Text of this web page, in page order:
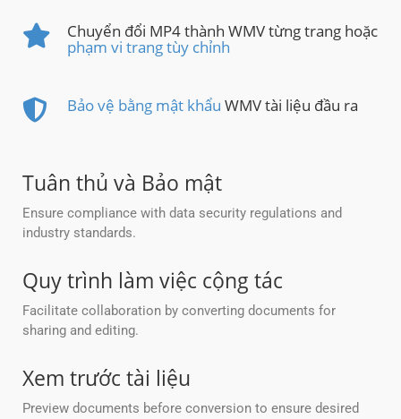
Chuyển đổi MP4 thành WMV từng trang hoặc
phạm vi trang tùy chỉnh
Bảo vệ bằng mật khẩu WMV tài liệu đầu ra
Tuân thủ và Bảo mật
Ensure compliance with data security regulations and
industry standards.
Quy trình làm việc cộng tác
Facilitate collaboration by converting documents for
sharing and editing.
Xem trước tài liệu
Preview documents before conversion to ensure desired